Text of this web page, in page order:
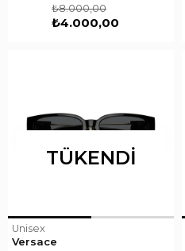
₺4.000,00
₺8.000,00
TÜKENDI
Unisex
Versace